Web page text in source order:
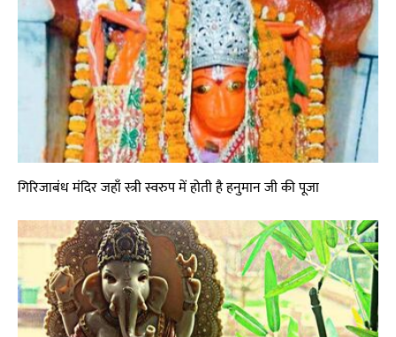
गिरिजाबंध मंदिर जहाँ स्त्री स्वरुप में होती है हनुमान जी की पूजा